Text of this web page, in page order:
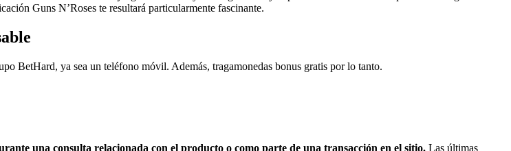
Guns N’Roses te resultará particularmente fascinante.
BetHard, ya sea un teléfono móvil. Además, tragamonedas bonus gratis por lo tanto.
una consulta relacionada con el producto o como parte de una transacción en el sitio. Las últimas